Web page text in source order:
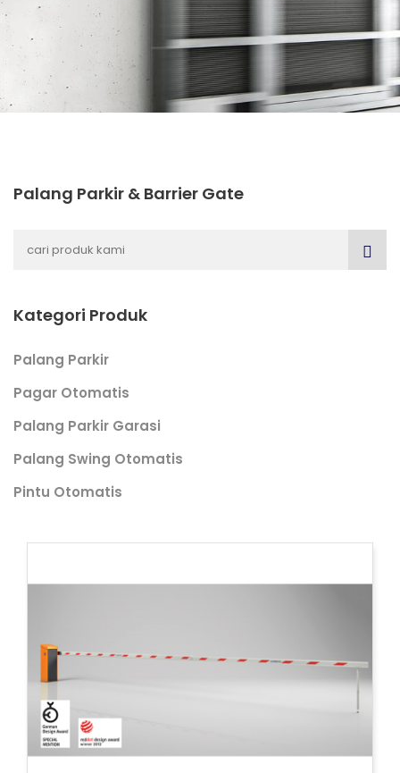
Palang Parkir & Barrier Gate
Kategori Produk
Palang Parkir
Pagar Otomatis
Palang Parkir Garasi
Palang Swing Otomatis
Pintu Otomatis